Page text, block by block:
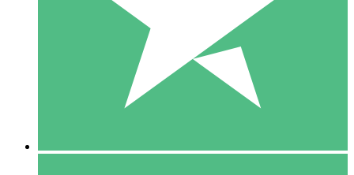
1 Download
10
US$1500